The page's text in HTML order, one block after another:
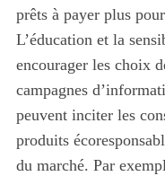
prêts à payer plus
L’éducation et la
encourager les choix
campagnes
peuvent inciter les
produits
du marché. Par
S